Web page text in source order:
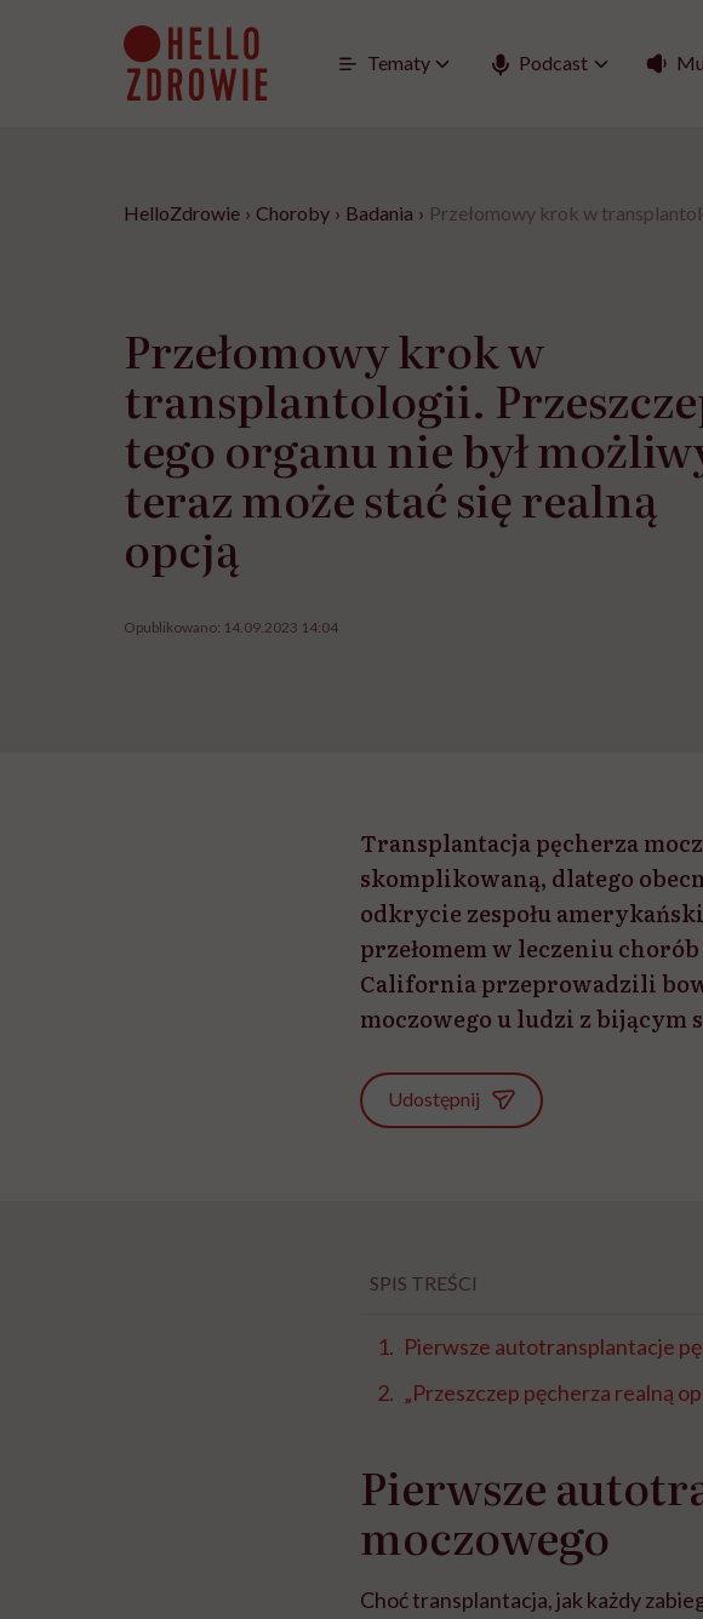
Tematy Podcast
HelloZdrowie › Choroby › Badania › Przełomowy krok w
Przełomowy krok w
transplantologii.
tego organu nie był
teraz może stać się realną
opcją
Opublikowano: 14.09.2023 14:04
Transplantacja pęcherza
skomplikowaną, dlatego
odkrycie zespołu
przełomem w leczeniu
California przeprowadzili
moczowego u ludzi z bijącym
Udostępnij
SPIS TREŚCI
Pierwsze autotransplantacje
„Przeszczep pęcherza realną
Pierwsze
moczowego
Choć transplantacja, jak każdy